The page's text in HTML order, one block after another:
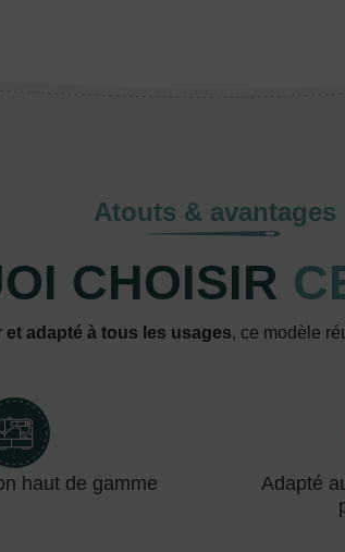
Atouts & avantages
CHOISIR
adapté à tous les usages, ce modèle
haut de gamme
Adapté